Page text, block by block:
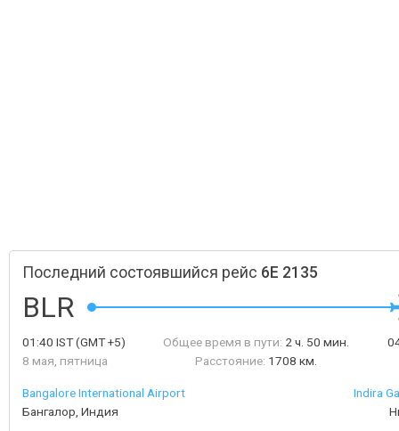
Последний состоявшийся рейс 6E 2135
BLR
01:40 IST(GMT +5)
8 мая, пятница
Общее время в пути: 2 ч. 50 мин.
Расстояние: 1708 км.
Bangalore International Airport
Бангалор, Индия
Indira